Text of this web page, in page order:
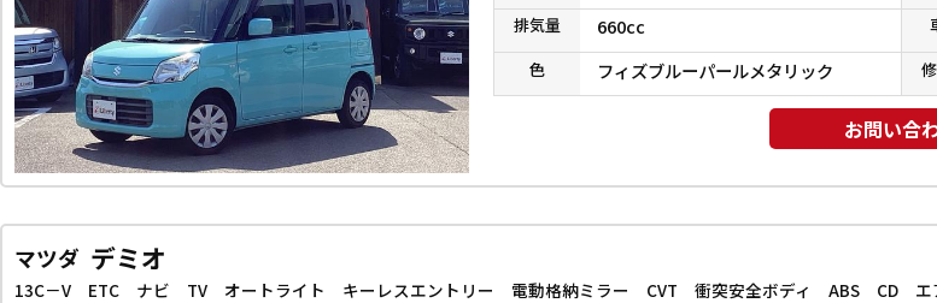
排気量 660cc
色 フィズブルーパールメタリック
お問い合
マツダ デミオ
13C－V ETC ナビ TV オートライト キーレスエントリー 電動格納ミラー CVT 衝突安全ボディ ABS CD エ